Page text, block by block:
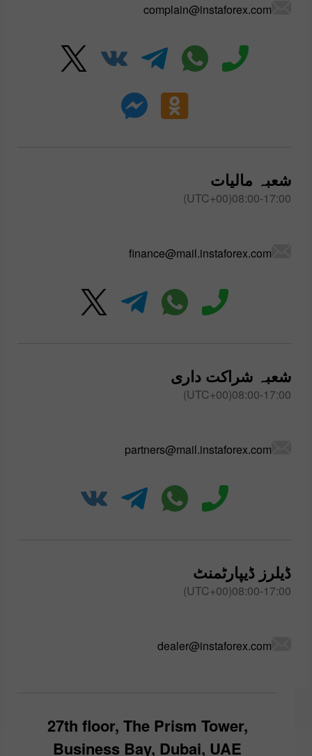
complain@instaforex.com
شعبہ مالیات
08:00-17:00(UTC+00)
finance@mail.instaforex.com
شعبہ شراکت داری
08:00-17:00(UTC+00)
partners@mail.instaforex.com
ڈیلرز ڈیپارٹمنٹ
08:00-17:00(UTC+00)
dealer@instaforex.com
27th floor, The Prism Tower,
Business Bay, Dubai, UAE